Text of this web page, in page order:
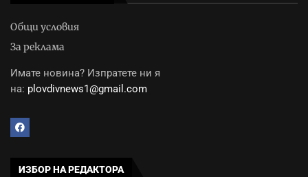
Общи условия
За реклама
Имате новина? Изпратете ни я
на: plovdivnews1@gmail.com
ИЗБОР НА РЕДАКТОРА